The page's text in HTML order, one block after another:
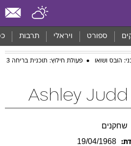
ספורט ויראלי תרבות
הובס ושואו פעולת חילוץ: תוכנית בריחה 3
שחקנים
19/04/1968